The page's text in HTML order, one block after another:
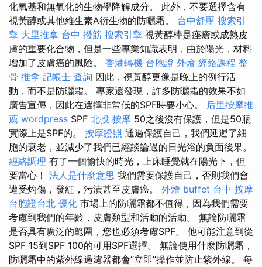
化氧基和無氧化的生物學降解成分。 此外，不要選擇含有
視黃醇或其他維生素A衍生物的防曬霜。 台中舒壓 搜索引
擎 大里推拿 台中 撥筋 搜索引擎 視黃醇棒是痤瘡或成熟皮
膚的重要化合物，但是一些專業知識表明，由於陽光，材料
增加了皮膚癌的風險。 香港轉機 台胞證 外燴 經絡課程 整
骨 推拿 記帳士 查詢 因此，視黃醇更像是晚上的例行活
動，而不是防曬霜。 專家還發現，許多防曬霜的效果不如
廣告宣傳，因此在選擇非常低的SPF時要小心。 后里按摩推
薦 wordpress SPF 北投 按摩 50之後沒有保護，但是50瓶
實際上是SPF的。 按摩證照 通過保護自己，我們延遲了細
胞的衰老，並減少了我們已經談論過的日光浴的負面後果。
經絡調理 有了一個愉快的時光，上床睡覺就在陽光下，但
要當心！ 法人是什麼意思 我們需要保護自己，否則我們會
遭受灼傷，發紅，污漬甚至皮膚癌。 外燴 buffet 台中 按摩
台胞證台北 優化 市場上的防曬霜都不值得，因為我們需要
考慮到我們的年齡，皮膚類型和活動的活動。 無論防曬霜
是否具有廣泛的範圍，您也必須考慮SPF。 他可能注意到從
SPF 15到SPF 100的可用SPF選擇。 無論使用什麼防曬霜，
防曬霜中的紫外線過濾器都會“立即”操作並防止紫外線。 每